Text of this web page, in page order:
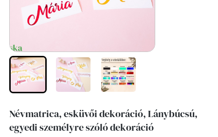
Névmatrica, esküvői dekoráció, Lánybúcsú,
egyedi személyre szóló dekoráció